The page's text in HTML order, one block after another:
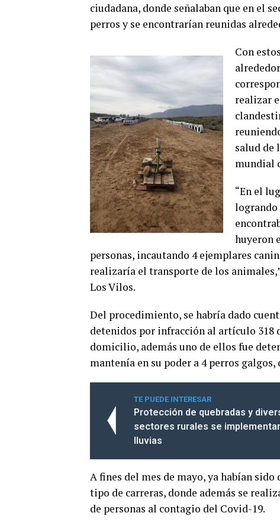
ciudadana, donde señalaban que en el
perros y se encontrarían reunidas
Con
realizar
salud de
mundial
“En el
logrando
huyeron
personas, incautando 4 ejemplares
realizaría el transporte de los
Los Vilos.
Del procedimiento, se habría dado
detenidos por infracción al artículo 318
domicilio, además uno de ellos fue
mantenía en su poder a 4 perros
TE PUEDE INTERESAR
Protección de quebradas y
sectores rurales se
lluvias
A fines del mes de mayo, ya habían
tipo de carreras, donde además se
de personas al contagio del Covid-19.